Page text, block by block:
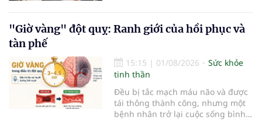
cho các hoạt động tập luyện
thường trở thành một thách thức
"Giờ vàng" đột quỵ: Ranh giới của hồi phục và
tàn phế
15:15 | 01/08/2026
Sức khỏe
tinh thần
Đều bị tắc mạch máu não và được
tái thông thành công, nhưng một
bệnh nhân trở lại cuộc sống bình